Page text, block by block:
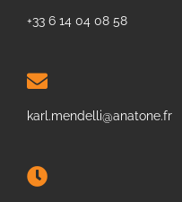
+33 6 14 04 08 58
karl.mendelli@anatone.fr